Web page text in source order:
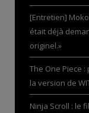
[Entretien]
était déjà
originel.»
The One Piece
la version de
Ninja Scroll : le